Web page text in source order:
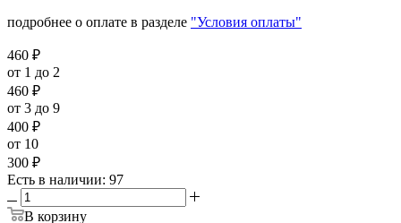
подробнее о оплате в разделе "Условия оплаты"
460 ₽
от 1 до 2
460 ₽
от 3 до 9
400 ₽
от 10
300 ₽
Есть в наличии: 97
В корзину